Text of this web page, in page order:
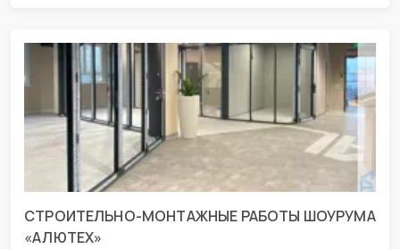
СТРОИТЕЛЬНО-МОНТАЖНЫЕ РАБОТЫ ШОУРУМА
«АЛЮТЕХ»
СМР шоурума «АЛЮТЕХ» г. Краснодар
г. Краснодар, ул. Уральская 75